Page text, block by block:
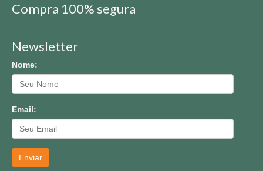
Compra 100% segura
Newsletter
Nome:
Email:
Enviar